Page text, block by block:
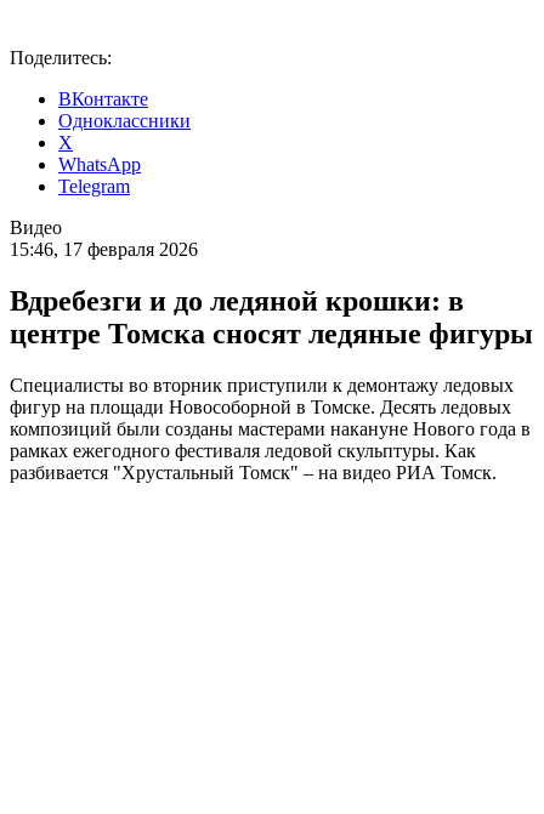
Поделитесь:
ВКонтакте
Одноклассники
X
WhatsApp
Telegram
Видео
15:46, 17 февраля 2026
Вдребезги и до ледяной крошки: в
центре Томска сносят ледяные фигуры
Специалисты во вторник приступили к демонтажу ледовых
фигур на площади Новособорной в Томске. Десять ледовых
композиций были созданы мастерами накануне Нового года в
рамках ежегодного фестиваля ледовой скульптуры. Как
разбивается "Хрустальный Томск" – на видео РИА Томск.